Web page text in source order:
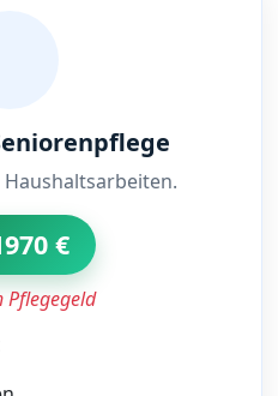
€
Pflegegeld